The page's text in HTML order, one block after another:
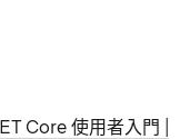
Core 使用者入門 |